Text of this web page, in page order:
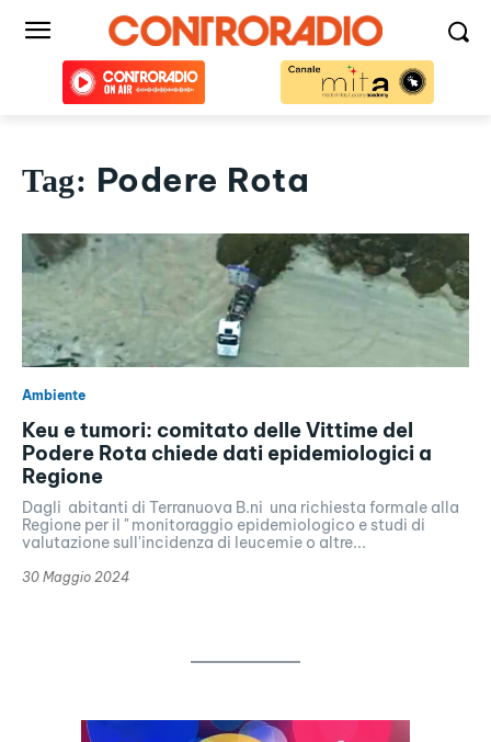
Tag: Podere Rota
Ambiente
Keu e tumori: comitato delle Vittime del
Podere Rota chiede dati epidemiologici a
Regione
Dagli abitanti di Terranuova B.ni una richiesta formale alla
Regione per il " monitoraggio epidemiologico e studi di
valutazione sull'incidenza di leucemie o altre...
30 Maggio 2024